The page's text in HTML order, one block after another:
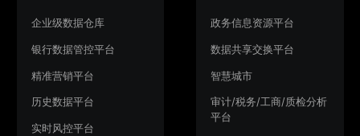
企业级数据仓库
银行数据管控平台
精准营销平台
历史数据平台
实时风控平台
政务信息资源平台
数据共享交换平台
智慧城市
审计/税务/工商/质检分析
平台